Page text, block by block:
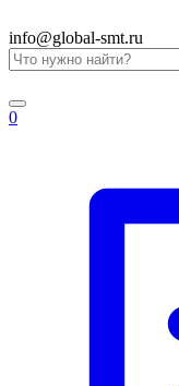
info@global-smt.ru
0